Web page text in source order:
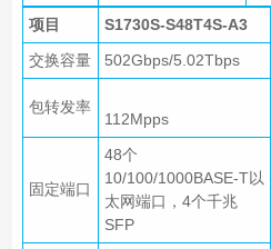
项目 S1730S-S48T4S-A3
交换容量
502Gbps/5.02Tbps
包转发率
112Mpps
固定端口
48个
10/100/1000BASE-T以
太网端口，4个千兆
SFP